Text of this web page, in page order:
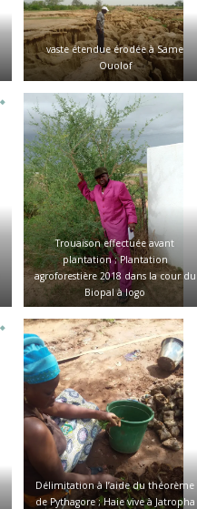
vaste étendue érodée à Same
Ouolof
Trouaison effectuée avant
plantation ; Plantation
agroforestière 2018 dans la cour du
Biopal à logo
Délimitation à l’aide du théorème
de Pythagore ; Haie vive à Jatropha